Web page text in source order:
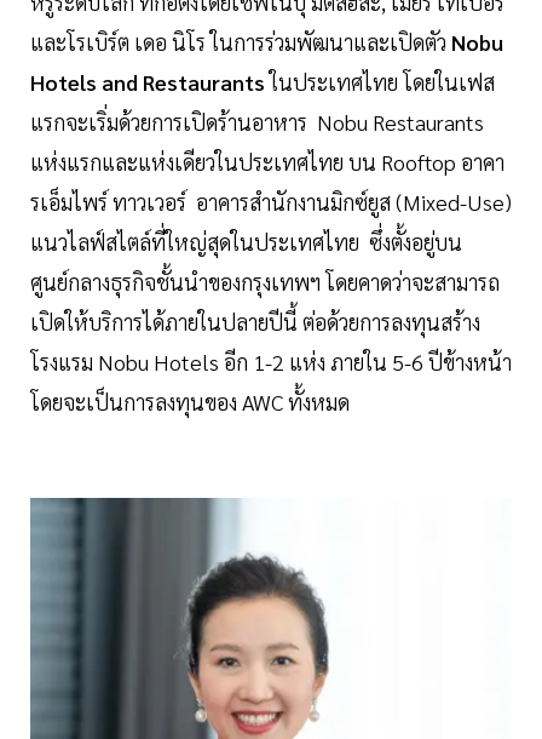
และโรเบิร์ต เดอ นิโร ในการร่วมพัฒนาและเปิดตัว Nobu
Hotels and Restaurantsในประเทศไทย โดยในเฟส
แรกจะเริ่มด้วยการเปิดร้านอาหาร Nobu Restaurants
แห่งแรกและแห่งเดียวในประเทศไทย บน Rooftop อาคา
รเอ็มไพร์ ทาวเวอร์ อาคารสำนักงานมิกซ์ยูส (Mixed-Use)
แนวไลฟ์สไตล์ที่ใหญ่สุดในประเทศไทย ซึ่งตั้งอยู่บน
ศูนย์กลางธุรกิจชั้นนำของกรุงเทพฯ โดยคาดว่าจะสามารถ
เปิดให้บริการได้ภายในปลายปีนี้ ต่อด้วยการลงทุนสร้าง
โรงแรม Nobu Hotels อีก 1-2 แห่ง ภายใน 5-6 ปีข้างหน้า
โดยจะเป็นการลงทุนของ AWC ทั้งหมด